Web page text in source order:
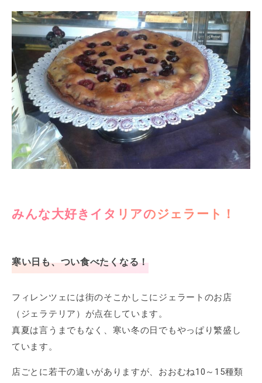
みんな大好きイタリアのジェラート！
寒い日も、つい食べたくなる！
フィレンツェには街のそこかしこにジェラートのお店
（ジェラテリア）が点在しています。
真夏は言うまでもなく、寒い冬の日でもやっぱり繁盛し
ています。
店ごとに若干の違いがありますが、おおむね10～15種類